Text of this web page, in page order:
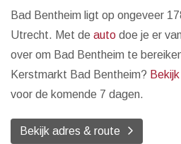
Bad Bentheim ligt op ongeveer
Utrecht. Met de auto doe je er
over om Bad Bentheim te
Kerstmarkt Bad Bentheim?
voor de komende 7 dagen.
Bekijk adres & route